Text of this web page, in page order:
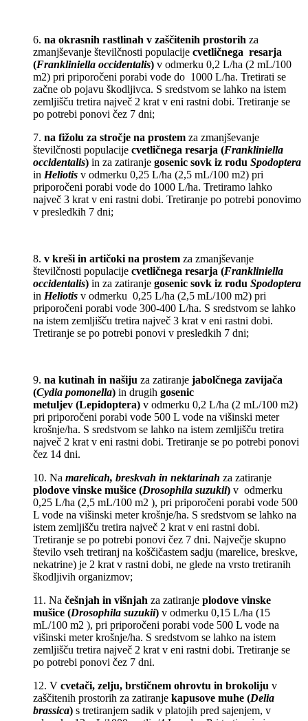
6. na okrasnih rastlinah v zaščitenih prostorih za
zmanjševanje številčnosti populacije cvetličnega resarja
(Frankliniella occidentalis) v odmerku 0,2 L/ha (2 mL/100
m2) pri priporočeni porabi vode do 1000 L/ha. Tretirati se
začne ob pojavu škodljivca. S sredstvom se lahko na istem
zemljišču tretira največ 2 krat v eni rastni dobi. Tretiranje se
po potrebi ponovi čez 7 dni;
7. na fižolu za stročje na prostem za zmanjševanje
številčnosti populacije cvetličnega resarja (Frankliniella
occidentalis) in za zatiranje gosenic sovk iz rodu Spodoptera
in Heliotis v odmerku 0,25 L/ha (2,5 mL/100 m2) pri
priporočeni porabi vode do 1000 L/ha. Tretiramo lahko
največ 3 krat v eni rastni dobi. Tretiranje po potrebi ponovimo
v presledkih 7 dni;
8. v kreši in artičoki na prostem za zmanjševanje
številčnosti populacije cvetličnega resarja (Frankliniella
occidentalis) in za zatiranje gosenic sovk iz rodu Spodoptera
in Heliotis v odmerku 0,25 L/ha (2,5 mL/100 m2) pri
priporočeni porabi vode 300-400 L/ha. S sredstvom se lahko
na istem zemljišču tretira največ 3 krat v eni rastni dobi.
Tretiranje se po potrebi ponovi v presledkih 7 dni;
9. na kutinah in našiju za zatiranje jabolčnega zavijača
(Cydia pomonella) in drugih gosenic
metuljev (Lepidoptera) v odmerku 0,2 L/ha (2 mL/100 m2)
pri priporočeni porabi vode 500 L vode na višinski meter
krošnje/ha. S sredstvom se lahko na istem zemljišču tretira
največ 2 krat v eni rastni dobi. Tretiranje se po potrebi ponovi
čez 14 dni.
10. Na marelicah, breskvah in nektarinah za zatiranje
plodove vinske mušice (Drosophila suzukii) v odmerku
0,25 L/ha (2,5 mL/100 m2 ), pri priporočeni porabi vode 500
L vode na višinski meter krošnje/ha. S sredstvom se lahko na
istem zemljišču tretira največ 2 krat v eni rastni dobi.
Tretiranje se po potrebi ponovi čez 7 dni. Največje skupno
število vseh tretiranj na koščičastem sadju (marelice, breskve,
nekatrine) je 2 krat v rastni dobi, ne glede na vrsto tretiranih
škodljivih organizmov;
11. Na češnjah in višnjah za zatiranje plodove vinske
mušice (Drosophila suzukii) v odmerku 0,15 L/ha (15
mL/100 m2 ), pri priporočeni porabi vode 500 L vode na
višinski meter krošnje/ha. S sredstvom se lahko na istem
zemljišču tretira največ 2 krat v eni rastni dobi. Tretiranje se
po potrebi ponovi čez 7 dni.
12. V cvetači, zelju, brstičnem ohrovtu in brokoliju v
zaščitenih prostorih za zatiranje kapusove muhe (Delia
brassica) s tretiranjem sadik v platojih pred sajenjem, v